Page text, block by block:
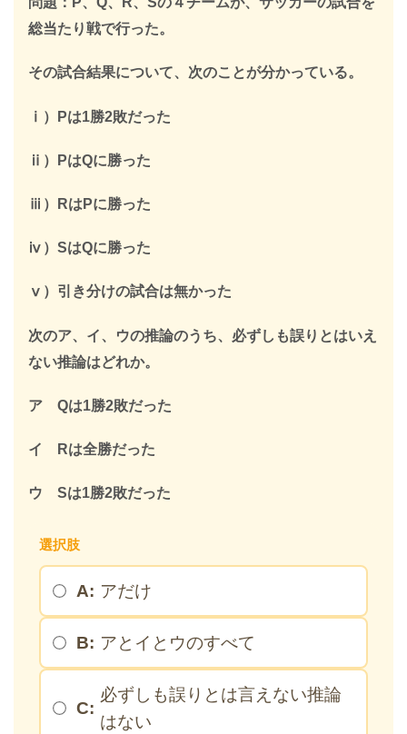
総当たり戦で行った。
その試合結果について、次のことが分かっている。
ⅰ）Pは1勝2敗だった
ⅱ）PはQに勝った
ⅲ）RはPに勝った
ⅳ）SはQに勝った
ⅴ）引き分けの試合は無かった
次のア、イ、ウの推論のうち、必ずしも誤りとはいえ
ない推論はどれか。
ア Qは1勝2敗だった
イ Rは全勝だった
ウ Sは1勝2敗だった
選択肢
A: アだけ
B: アとイとウのすべて
C:
必ずしも誤りとは言えない推論
はない